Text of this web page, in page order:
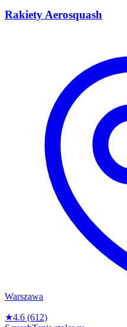
Rakiety Aerosquash
Warszawa
★4.6 (612)